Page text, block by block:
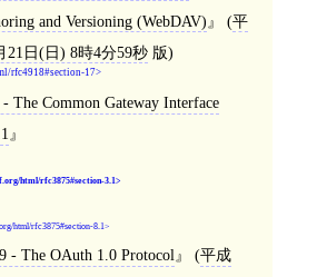
and Versioning (WebDAV)
(平
21日(日) 8時4分59秒版)
rfc4918#section-17
The Common Gateway Interface
html/rfc3875#section-3.1
html/rfc3875#section-8.1
- The OAuth 1.0 Protocol (平成